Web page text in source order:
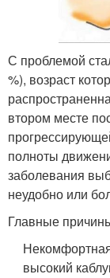
С проблемой
%), возраст
втором месте
полноты
заболевания
неудобно или
Главные
высокий